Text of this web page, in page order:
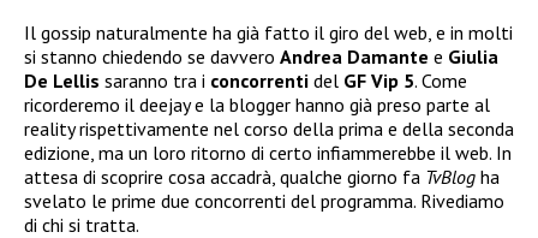
Il gossip naturalmente ha già fatto il giro del web, e in molti
si stanno chiedendo se davvero Andrea Damante e Giulia
De Lellis saranno tra i concorrenti del GF Vip 5. Come
ricorderemo il deejay e la blogger hanno già preso parte al
reality rispettivamente nel corso della prima e della seconda
edizione, ma un loro ritorno di certo infiammerebbe il web. In
attesa di scoprire cosa accadrà, qualche giorno fa TvBlog ha
svelato le prime due concorrenti del programma. Rivediamo
di chi si tratta.